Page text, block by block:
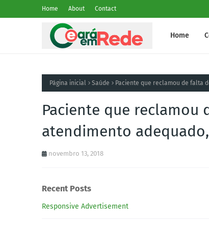
Home About Contact
Home
Página inicial Saúde Paciente que reclamou de falta
Paciente que reclamou
atendimento adequado,
novembro 13, 2018
Recent Posts
Responsive Advertisement